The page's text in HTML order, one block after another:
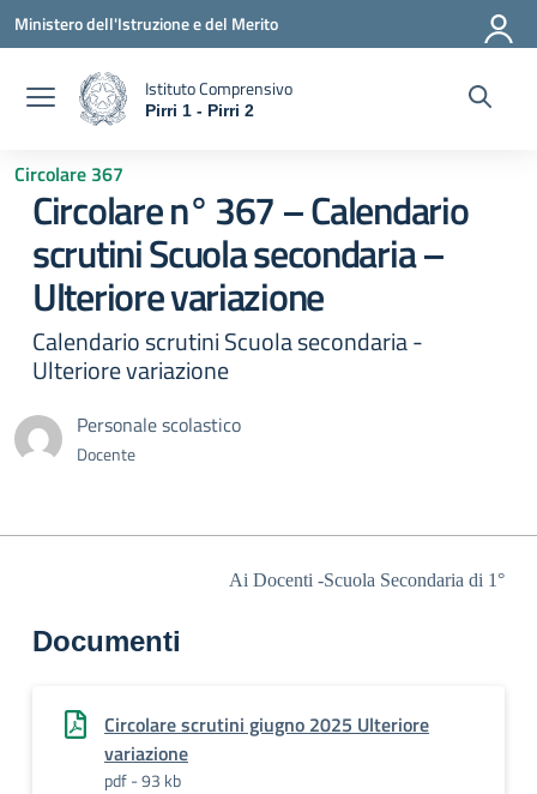
Vai ai contenuti
Vai al menu di navigazione
Vai al footer
Ministero dell'Istruzione e del Merito
Istituto Comprensivo
Pirri 1 - Pirri 2
Circolare 367
Circolare n° 367 – Calendario
scrutini Scuola secondaria –
Ulteriore variazione
Calendario scrutini Scuola secondaria -
Ulteriore variazione
Personale scolastico
Docente
Ai Docenti -Scuola Secondaria di 1°
Documenti
Circolare scrutini giugno 2025 Ulteriore
variazione
pdf - 93 kb